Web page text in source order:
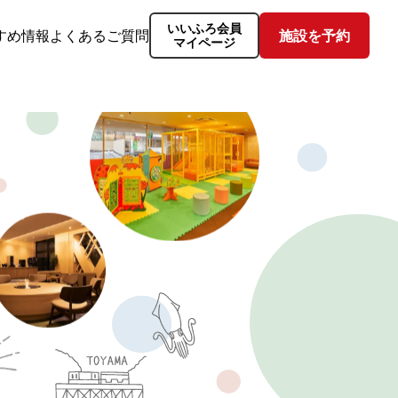
め情報 よくあるご質問
いいふろ会員
マイページ
施設を予約